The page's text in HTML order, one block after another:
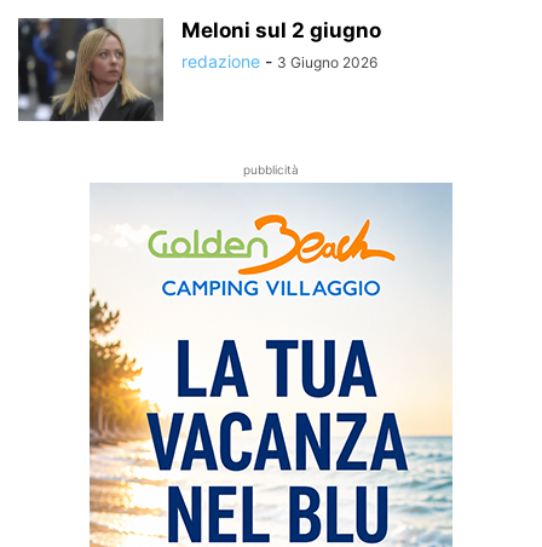
Meloni sul 2 giugno
redazione - 3 Giugno 2026
pubblicità